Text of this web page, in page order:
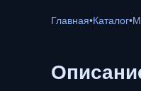
Главная•Каталог•